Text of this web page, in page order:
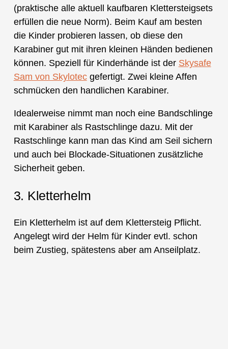
(praktische alle aktuell kaufbaren Klettersteigsets
erfüllen die neue Norm). Beim Kauf am besten
die Kinder probieren lassen, ob diese den
Karabiner gut mit ihren kleinen Händen bedienen
können. Speziell für Kinderhände ist der Skysafe
Sam von Skylotecgefertigt. Zwei kleine Affen
schmücken den handlichen Karabiner.
Idealerweise nimmt man noch eine Bandschlinge
mit Karabiner als Rastschlinge dazu. Mit der
Rastschlinge kann man das Kind am Seil sichern
und auch bei Blockade-Situationen zusätzliche
Sicherheit geben.
3. Kletterhelm
Ein Kletterhelm ist auf dem Klettersteig Pflicht.
Angelegt wird der Helm für Kinder evtl. schon
beim Zustieg, spätestens aber am Anseilplatz.